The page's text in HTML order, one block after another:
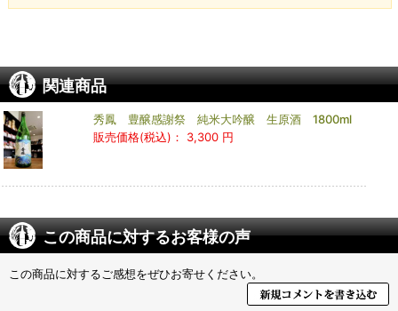
関連商品
秀鳳 豊醸感謝祭 純米大吟醸 生原酒 1800ml
販売価格(税込)：
3,300 円
この商品に対するお客様の声
この商品に対するご感想をぜひお寄せください。